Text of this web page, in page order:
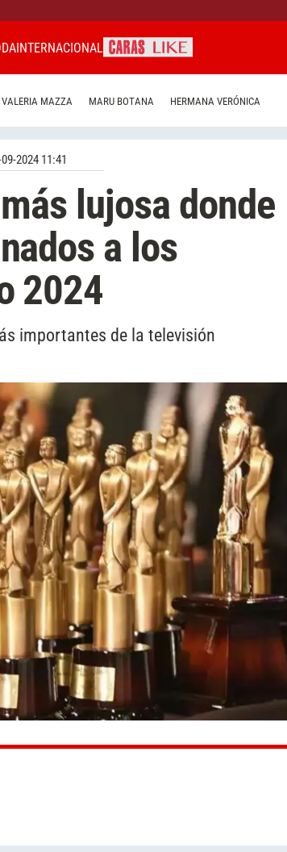
INTERNACIONAL
VALERIA MAZZA MARU BOTANA HERMANA VERÓNICA
2024 11:41
lujosa donde
a los
2024
importantes de la televisión